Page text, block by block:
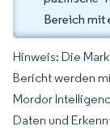
Bereich mit
Hinweis: Die
Bericht werden
Mordor
Daten und